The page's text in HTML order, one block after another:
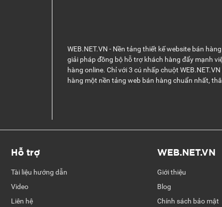
WEB.NET.VN - Nền tảng thiết kế website bán
giải pháp đồng bộ hỗ trợ khách hàng đẩy mạnh
hàng online. Chỉ với 3 cú nhấp chuột
hàng một nền tảng web bán hàng chuẩn nhất,
Hỗ trợ
Tài liệu hướng dẫn
Video
Liên hệ
WEB.NET.VN
Giới thiệu
Blog
Chính sách bảo mật